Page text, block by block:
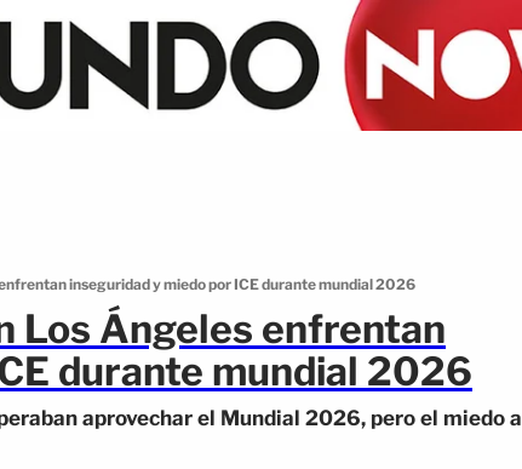
inseguridad y miedo por ICE durante mundial 2026
Los Ángeles enfrentan
durante mundial 2026
aprovechar el Mundial 2026, pero el miedo a